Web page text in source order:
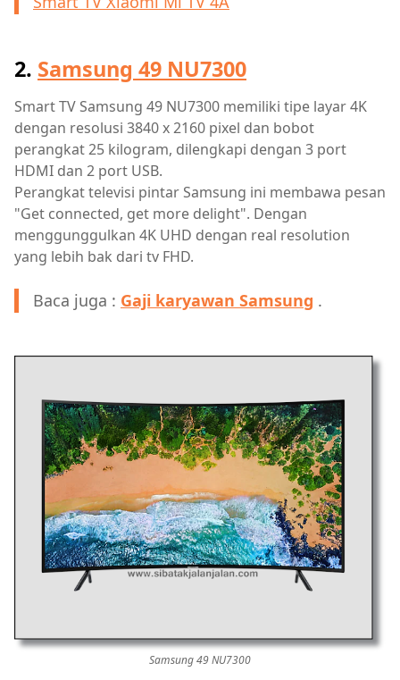
2. Samsung 49 NU7300
Smart TV Samsung 49 NU7300 memiliki tipe layar 4K
dengan resolusi 3840 x 2160 pixel dan bobot
perangkat 25 kilogram, dilengkapi dengan 3 port
HDMI dan 2 port USB.
Perangkat televisi pintar Samsung ini membawa pesan
"Get connected, get more delight". Dengan
menggunggulkan 4K UHD dengan real resolution
yang lebih bak dari tv FHD.
Baca juga : Gaji karyawan Samsung .
Samsung 49 NU7300